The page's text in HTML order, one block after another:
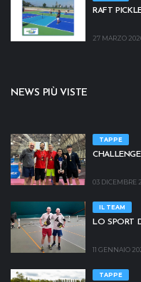
RAFT
27 MARZO
NEWS PIÙ VISTE
TAPPE
03 DICEMBRE
IL TEAM
LO SPORT
11 GENNAIO
TAPPE